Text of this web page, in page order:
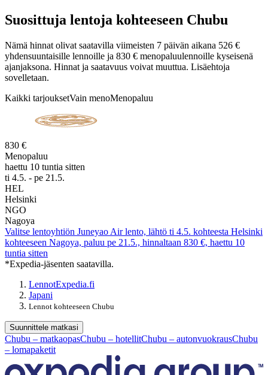
Suosittuja lentoja kohteeseen Chubu
Nämä hinnat olivat saatavilla viimeisten 7 päivän aikana 526 €
yhdensuuntaisille lennoille ja 830 € menopaluulennoille kyseisenä
ajanjaksona. Hinnat ja saatavuus voivat muuttua. Lisäehtoja
sovelletaan.
Kaikki tarjouksetVain menoMenopaluu
830 €
Menopaluu
haettu 10 tuntia sitten
ti 4.5. - pe 21.5.
HEL
Helsinki
NGO
Nagoya
Valitse lentoyhtiön Juneyao Air lento, lähtö ti 4.5. kohteesta Helsinki
kohteeseen Nagoya, paluu pe 21.5., hinnaltaan 830 €, haettu 10
tuntia sitten
*Expedia-jäsenten saatavilla.
LennotExpedia.fi
Japani
Lennot kohteeseen Chubu
Suunnittele matkasi
Chubu – matkaopasChubu – hotellitChubu – autonvuokrausChubu
– lomapaketit